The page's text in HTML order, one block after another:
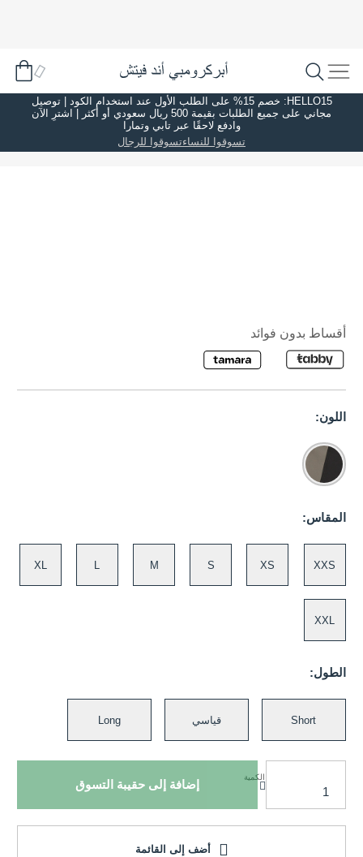
HELLO15: خصم 15% على الطلب الأول عند استخدام الكود | توصيل
مجاني على جميع الطلبات بقيمة 500 ريال سعودي أو أكثر | اشترِ الآن
وادفع لاحقًا عبر تابي وتمارا
تسوقوا للنساءتسوقوا للرجال
أقساط بدون فوائد
اللون:
المقاس:
XXS
XS
S
M
XL
XXL
الطول:
Short قياسي Long
الكمية
إضافة إلى حقيبة التسوق
أضف إلى القائمة